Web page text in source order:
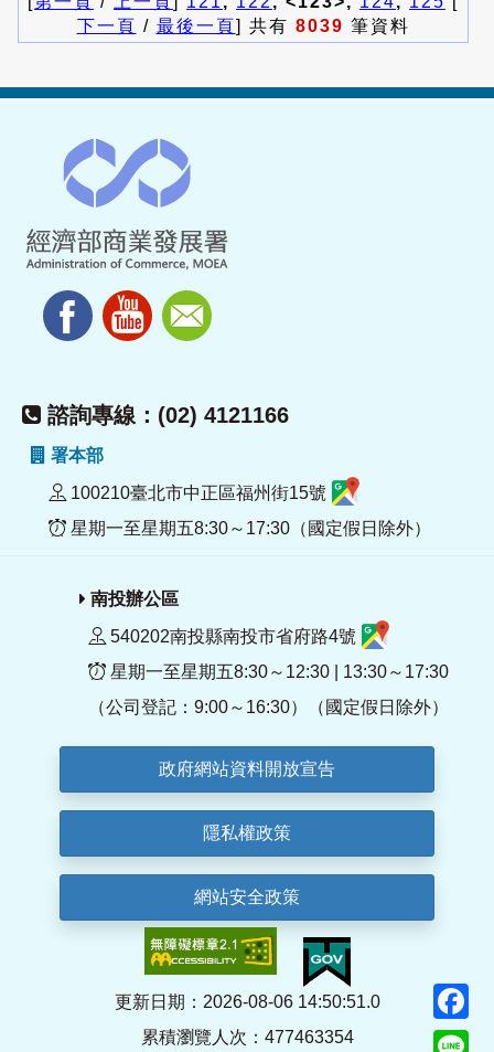
下一頁 / 最後一頁] 共有 8039 筆資料
諮詢專線：(02) 4121166
署本部
100210臺北市中正區福州街15號
星期一至星期五8:30～17:30（國定假日除外）
南投辦公區
540202南投縣南投市省府路4號
星期一至星期五8:30～12:30 | 13:30～17:30
（公司登記：9:00～16:30）（國定假日除外）
政府網站資料開放宣告
隱私權政策
網站安全政策
更新日期：2026-08-06 14:50:51.0
累積瀏覽人次：477463354